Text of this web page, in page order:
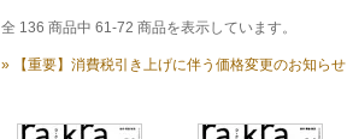
全 136 商品中 61-72 商品を表示しています。
» 【重要】消費税引き上げに伴う価格変更のお知らせ